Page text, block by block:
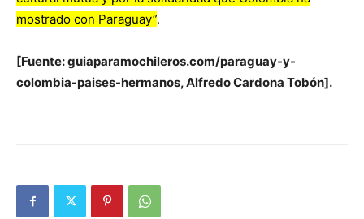
mostrado con Paraguay”.
[Fuente: guiaparamochileros.com/paraguay-y-
colombia-paises-hermanos, Alfredo Cardona Tobón].